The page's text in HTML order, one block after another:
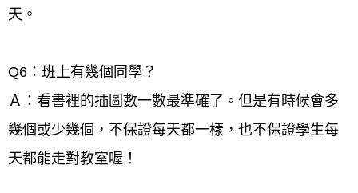
天。
Q6：班上有幾個同學？
Ａ：看書裡的插圖數一數最準確了。但是有時候會多
幾個或少幾個，不保證每天都一樣，也不保證學生每
天都能走對教室喔！